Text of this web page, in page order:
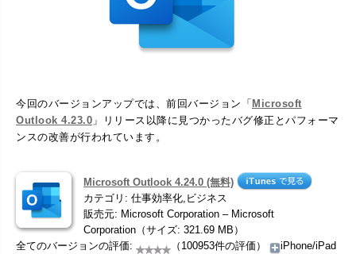
今回のバージョンアップでは、前回バージョン「Microsoft
Outlook 4.23.0 」リリース以降に見つかったバグ修正とパフォーマ
ンスの改善が行われています。
Microsoft Outlook 4.24.0 (無料)
カテゴリ: 仕事効率化,ビジネス
販売元: Microsoft Corporation – Microsoft
Corporation（サイズ: 321.69 MB）
全てのバージョンの評価:
（100953件の評価）
iPhone/iPad